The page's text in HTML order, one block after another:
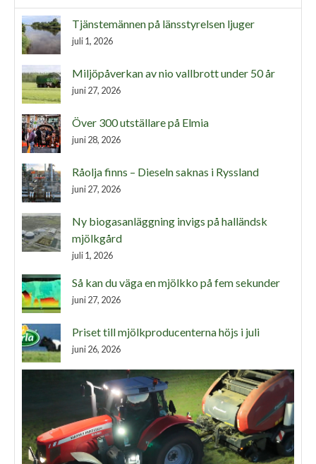
Tjänstemännen på länsstyrelsen ljuger
juli 1, 2026
Miljöpåverkan av nio vallbrott under 50 år
juni 27, 2026
Över 300 utställare på Elmia
juni 28, 2026
Råolja finns – Dieseln saknas i Ryssland
juni 27, 2026
Ny biogasanläggning invigs på halländsk
mjölkgård
juli 1, 2026
Så kan du väga en mjölkko på fem sekunder
juni 27, 2026
Priset till mjölkproducenterna höjs i juli
juni 26, 2026